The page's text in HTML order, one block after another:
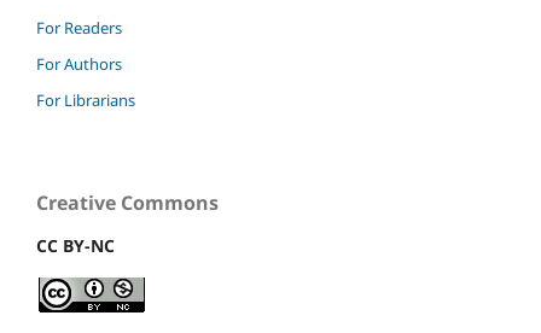
For Readers
For Authors
For Librarians
Creative Commons
CC BY-NC